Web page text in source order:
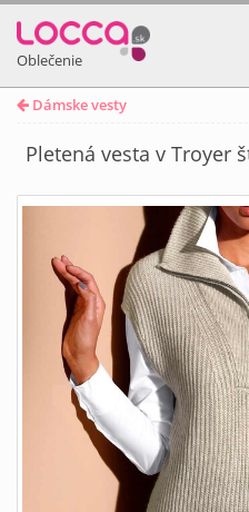
Oblečenie
Dámske vesty
Pletená vesta v Troyer